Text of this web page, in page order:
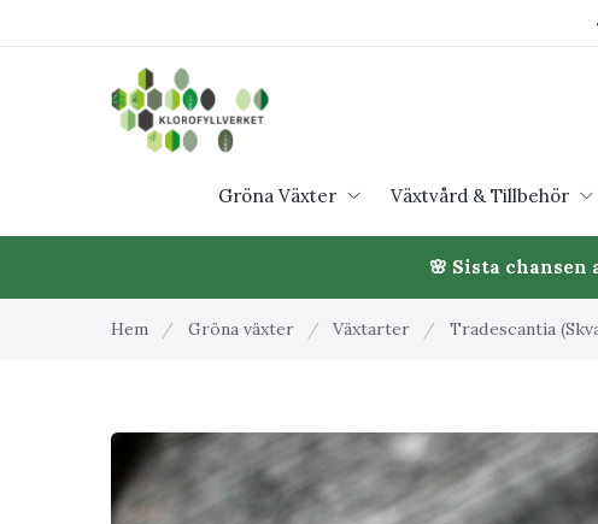
Gröna Växter Växtvård & Tillbehör
🌸 Sista
Hem / Gröna växter / Växtarter / Tradescantia